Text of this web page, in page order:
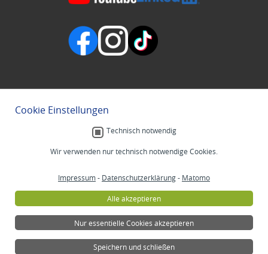
Cookie Einstellungen
Technisch notwendig
Wir verwenden nur technisch notwendige Cookies.
Impressum- Datenschutzerklärung- Matomo
Alle akzeptieren
Nur essentielle Cookies akzeptieren
Speichern und schließen